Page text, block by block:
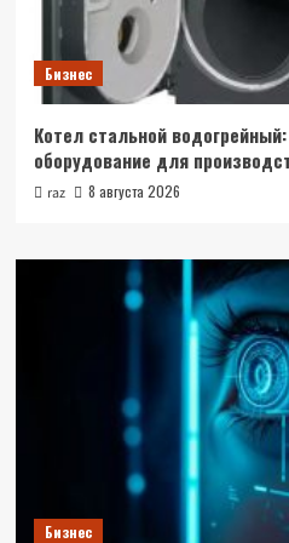
Бизнес
Котел стальной
оборудование для
raz 8 августа 2026
Бизнес